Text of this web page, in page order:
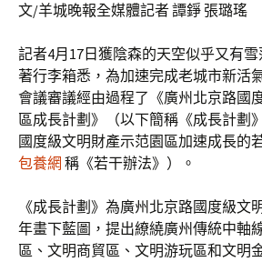
文/羊城晚報全媒體記者 譚錚 張璐瑤
記者4月17日獲陰森的天空似乎又有
著行李箱悉，為加速完成老城市新活
會議審議經由過程了《廣州北京路國
區成長計劃》（以下簡稱《成長計劃
國度級文明財產示范園區加速成長的
包養網 稱《若干辦法》）。
《成長計劃》為廣州北京路國度級文
年畫下藍圖，提出繚繞廣州傳統中軸
區、文明商貿區、文明游玩區和文明